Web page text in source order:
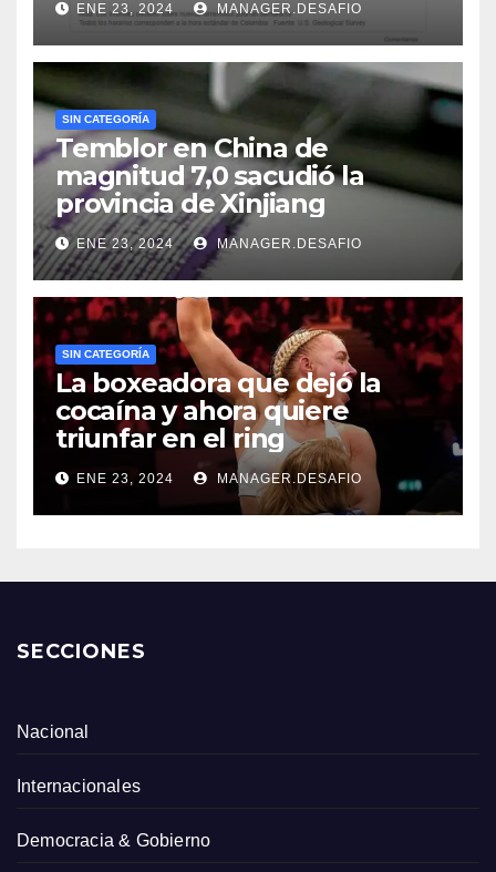
ENE 23, 2024 MANAGER.DESAFIO
SIN CATEGORÍA
Temblor en China de
magnitud 7,0 sacudió la
provincia de Xinjiang
ENE 23, 2024 MANAGER.DESAFIO
SIN CATEGORÍA
La boxeadora que dejó la
cocaína y ahora quiere
triunfar en el ring​
ENE 23, 2024 MANAGER.DESAFIO
SECCIONES
Nacional
Internacionales
Democracia & Gobierno